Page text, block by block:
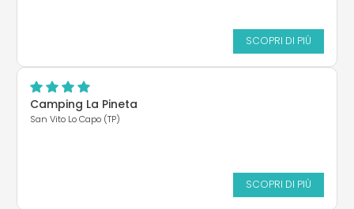
SCOPRI DI PIÙ
Camping La Pineta
San Vito Lo Capo (TP)
SCOPRI DI PIÙ